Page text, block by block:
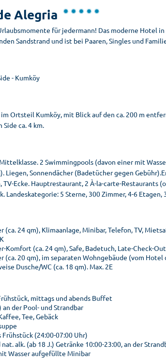
Alegria
für jedermann! Das moderne Hotel
Sandstrand und ist bei Paaren, Singles und
- Kumköy
im Ortsteil Kumköy, mit Blick auf den ca. 200 m
ca. 4 km.
2 Swimmingpools (davon einer mit
Liegen, Sonnendächer (Badetücher gegen
Ecke. Hauptrestaurant, 2 À-la-carte-Restaurants
Landeskategorie: 5 Sterne, 300 Zimmer, 4-6 Etagen,
(ca. 24 qm), Klimaanlage, Minibar, Telefon, TV,
Komfort (ca. 24 qm), Safe, Badetuch, Late-Check-
(ca. 20 qm), im separaten Wohngebäude (vom
Dusche/WC (ca. 18 qm). Max. 2E
mittags und abends Buffet
an der Pool- und Strandbar
Tee, Gebäck
(24:00-07:00 Uhr)
alk. (ab 18 J.) Getränke 10:00-23:00, an der
Wasser aufgefüllte Minibar